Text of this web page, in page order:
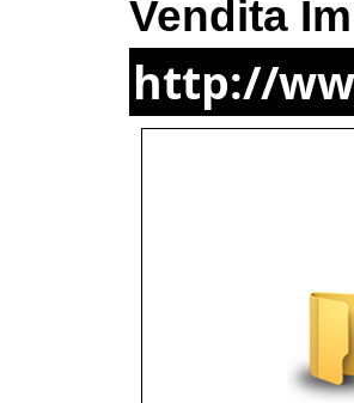
Vendita
http://